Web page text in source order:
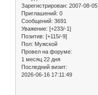
Зарегистрирован: 2007-08-05
Приглашений: 0
Сообщений: 3691
Уважение: [+233/-1]
Позитив: [+115/-9]
Пол: Мужской
Провел на форуме:
1 месяц 22 дня
Последний визит:
2026-06-16 17:11:49